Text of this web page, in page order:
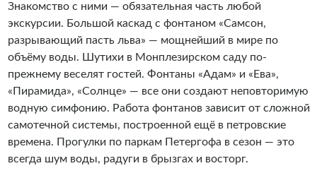
Знакомство с ними — обязательная часть любой
экскурсии. Большой каскад с фонтаном «Самсон,
разрывающий пасть льва» — мощнейший в мире по
объёму воды. Шутихи в Монплезирском саду по-
прежнему веселят гостей. Фонтаны «Адам» и «Ева»,
«Пирамида», «Солнце» — все они создают неповторимую
водную симфонию. Работа фонтанов зависит от сложной
самотечной системы, построенной ещё в петровские
времена. Прогулки по паркам Петергофа в сезон — это
всегда шум воды, радуги в брызгах и восторг.